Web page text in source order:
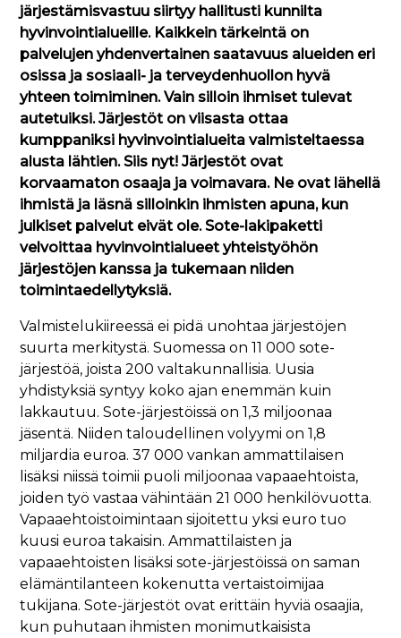
järjestämisvastuu siirtyy hallitusti kunnilta
hyvinvointialueille. Kaikkein tärkeintä on
palvelujen yhdenvertainen saatavuus alueiden eri
osissa ja sosiaali- ja terveydenhuollon hyvä
yhteen toimiminen. Vain silloin ihmiset tulevat
autetuiksi. Järjestöt on viisasta ottaa
kumppaniksi hyvinvointialueita valmisteltaessa
alusta lähtien. Siis nyt! Järjestöt ovat
korvaamaton osaaja ja voimavara. Ne ovat lähellä
ihmistä ja läsnä silloinkin ihmisten apuna, kun
julkiset palvelut eivät ole. Sote-lakipaketti
velvoittaa hyvinvointialueet yhteistyöhön
järjestöjen kanssa ja tukemaan niiden
toimintaedellytyksiä.
Valmistelukiireessä ei pidä unohtaa järjestöjen
suurta merkitystä. Suomessa on 11 000 sote-
järjestöä, joista 200 valtakunnallisia. Uusia
yhdistyksiä syntyy koko ajan enemmän kuin
lakkautuu. Sote-järjestöissä on 1,3 miljoonaa
jäsentä. Niiden taloudellinen volyymi on 1,8
miljardia euroa. 37 000 vankan ammattilaisen
lisäksi niissä toimii puoli miljoonaa vapaaehtoista,
joiden työ vastaa vähintään 21 000 henkilövuotta.
Vapaaehtoistoimintaan sijoitettu yksi euro tuo
kuusi euroa takaisin. Ammattilaisten ja
vapaaehtoisten lisäksi sote-järjestöissä on saman
elämäntilanteen kokenutta vertaistoimijaa
tukijana. Sote-järjestöt ovat erittäin hyviä osaajia,
kun puhutaan ihmisten monimutkaisista